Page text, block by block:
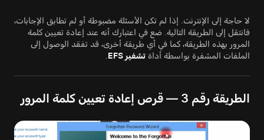
لا حاجة إلى الإنترنت. إذا لم تكن الأسئلة مضبوطة أو لم تطابق الإجابات،
فانتقل إلى الطريقة التالية. ضع في اعتبارك أنه عند إعادة تعيين كلمة
المرور بهذه الطريقة، كما في أي طريقة أخرى، قد تفقد الوصول إلى
الملفات المشفرة بواسطة أداة تشفير EFS
الطريقة رقم 3 — قرص إعادة تعيين كلمة المرور